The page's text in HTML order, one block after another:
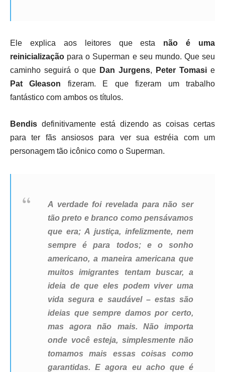
Ele explica aos leitores que esta não é uma
reinicialização para o Superman e seu mundo. Que seu
caminho seguirá o que Dan Jurgens, Peter Tomasi e
Pat Gleason fizeram. E que fizeram um trabalho
fantástico com ambos os títulos.
Bendis definitivamente está dizendo as coisas certas
para ter fãs ansiosos para ver sua estréia com um
personagem tão icônico como o Superman.
A verdade foi revelada para não ser
tão preto e branco como pensávamos
que era; A justiça, infelizmente, nem
sempre é para todos; e o sonho
americano, a maneira americana que
muitos imigrantes tentam buscar, a
ideia de que eles podem viver uma
vida segura e saudável – estas são
ideias que sempre damos por certo,
mas agora não mais. Não importa
onde você esteja, simplesmente não
tomamos mais essas coisas como
garantidas.E agora eu acho que é